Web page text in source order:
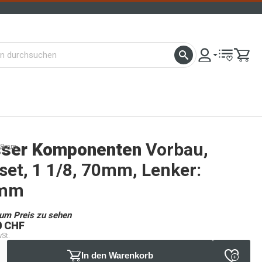
Komponenten Vorbau,
1 1/8, 70mm, Lenker:
Preis zu sehen
CHF
In den Warenkorb